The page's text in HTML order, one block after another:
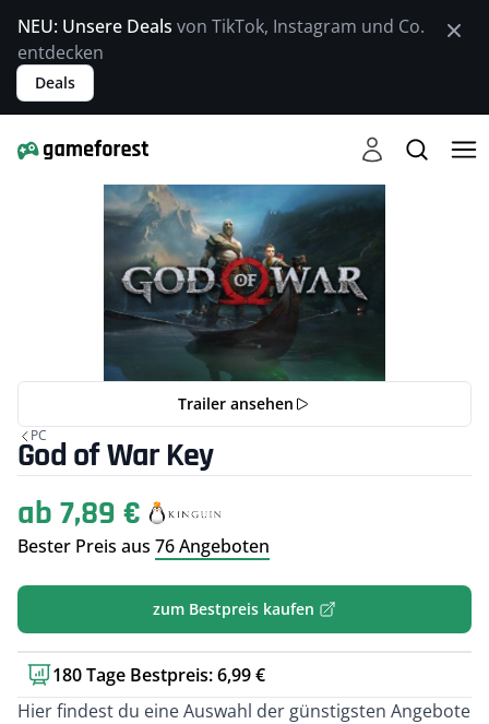
NEU: Unsere Deals von TikTok, Instagram und Co.
entdecken
Deals
Trailer ansehen
PC
God of War Key
ab 7,89 €
Bester Preis aus 76 Angeboten
zum Bestpreis kaufen
180 Tage Bestpreis: 6,99 €
Kurzbeschreibung
Hier findest du eine Auswahl der günstigsten Angebote